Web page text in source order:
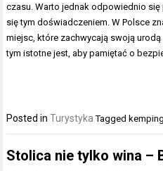
czasu. Warto jednak odpowiednio
się tym doświadczeniem. W Polsce
miejsc, które zachwycają swoją
tym istotne jest, aby pamiętać o
Posted inTurystyka Tagged kemping
Stolica nie tylko wina –